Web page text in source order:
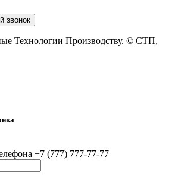
звонок
Технологии Производству. © СТП,
+7 (777) 777-77-77